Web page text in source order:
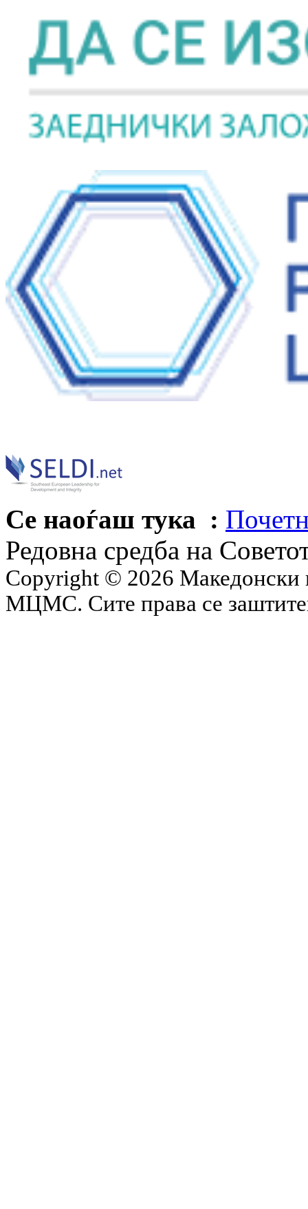
Се наоѓаш тука :
Редовна средба на
Copyright © 2026 Македонски
МЦМС. Сите права се